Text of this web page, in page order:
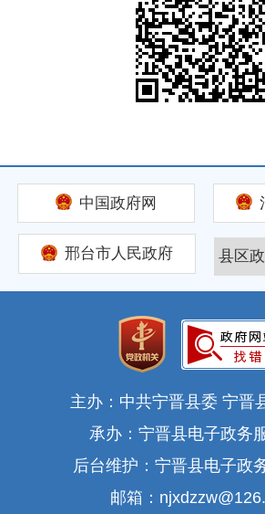
中国政府网
邢台市人民政府
主办：中共宁晋县委 宁晋
承办：宁晋县电子政务
后台维护：宁晋县电子政
邮箱：